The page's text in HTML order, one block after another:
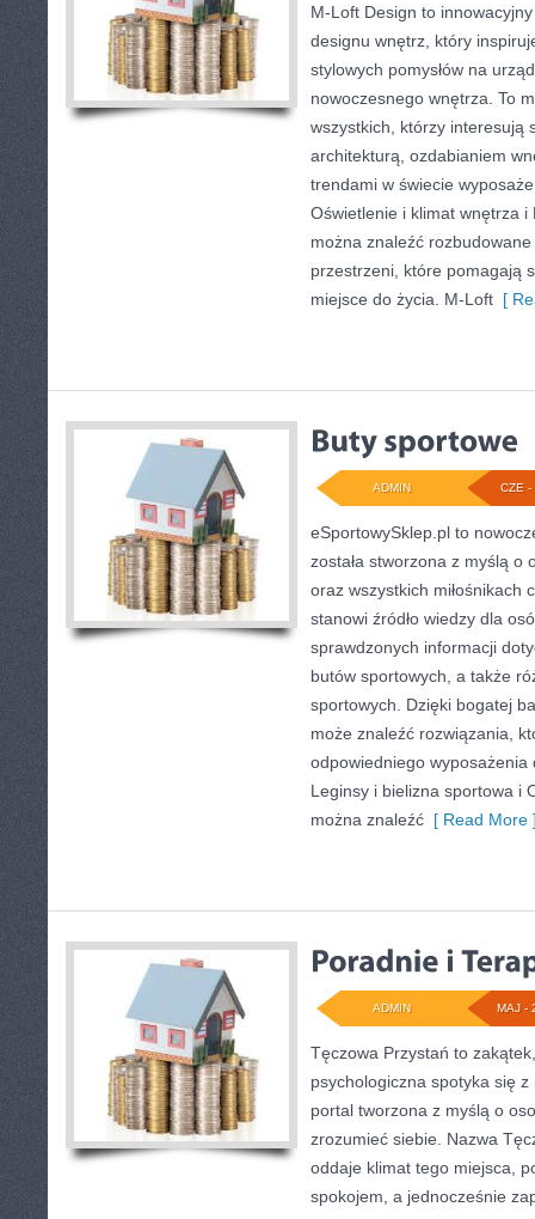
M-Loft Design to
designu wnętrz, który
stylowych pomysłów na
nowoczesnego wnętrza. To
wszystkich, którzy interesują
architekturą, ozdabianiem
trendami w świecie
Oświetlenie i klimat wnętrza i
można znaleźć
przestrzeni, które pomagają
miejsce do życia. M-Loft [
CZE -
ADMIN
eSportowySklep.pl to
została stworzona z myślą o
oraz wszystkich miłośnikach
stanowi źródło wiedzy dla
sprawdzonych informacji
butów sportowych, a także
sportowych. Dzięki bogatej
może znaleźć rozwiązania,
odpowiedniego wyposażenia
Leginsy i bielizna sportowa i
można znaleźć [ Read More
MAJ -
ADMIN
Tęczowa Przystań to
psychologiczna spotyka się
portal tworzona z myślą o
zrozumieć siebie. Nazwa
oddaje klimat tego miejsca,
spokojem, a jednocześnie